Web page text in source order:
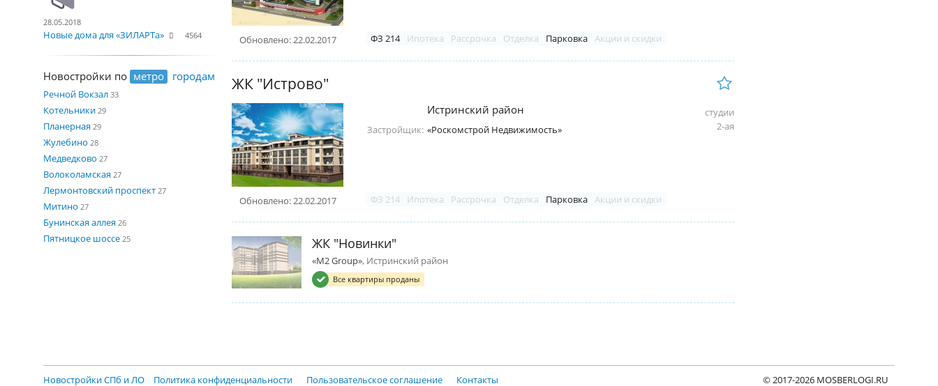
28.05.2018
Новые дома для «ЗИЛАРТа» 4564
Новостройки по метро городам
Речной Вокзал 33
Котельники 29
Планерная 29
Жулебино 28
Медведково 27
Волоколамская 27
Лермонтовский проспект 27
Митино 27
Бунинская аллея 26
Пятницкое шоссе 25
Обновлено: 22.02.2017 ФЗ 214 Ипотека Рассрочка Отделка Парковка Акции и скидки
ЖК "Истрово"
Обновлено: 22.02.2017
студии
2-ая
Истринский район
Застройщик: «Роскомстрой Недвижимость»
ФЗ 214 Ипотека Рассрочка Отделка Парковка Акции и скидки
ЖК "Новинки"
«M2 Group», Истринский район
Все квартиры проданы
© 2017-2026 MOSBERLOGI.RU
Новостройки СПб и ЛО Политика конфиденциальности Пользовательское соглашение Контакты